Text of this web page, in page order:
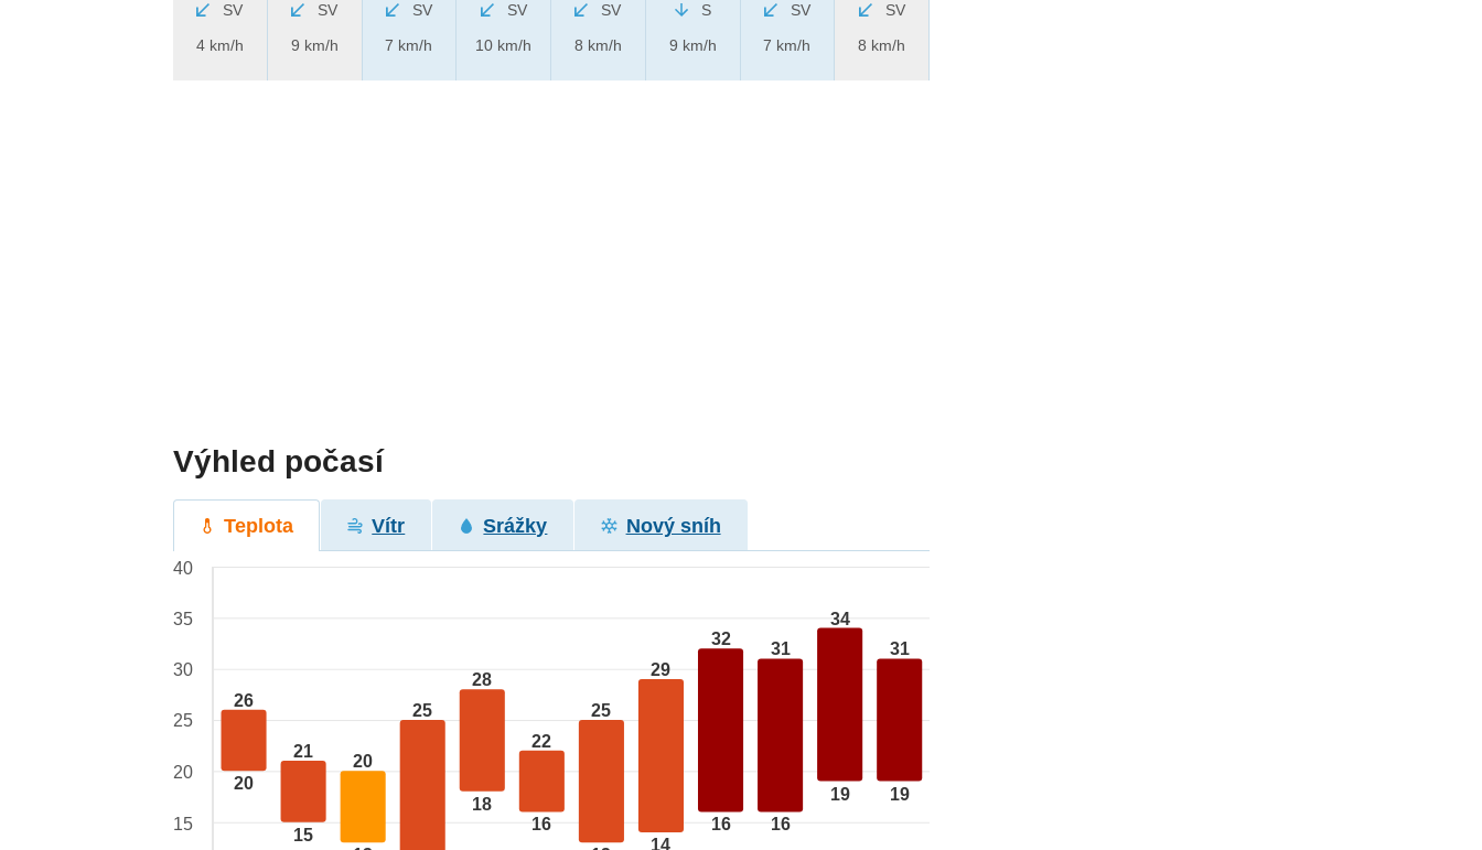
SV
4 km/h
SV
9 km/h
SV
7 km/h
SV
10 km/h
SV
8 km/h
S
9 km/h
SV
7 km/h
SV
8 km/h
Výhled počasí
Teplota Vítr Srážky Nový sníh
26
20
21
15
20
25
28
18
22
16
25
29
14
32
16
31
16
34
19
31
19
40
35
30
25
20
15